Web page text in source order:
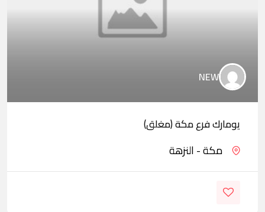
NEW
يومارك فرع مكة (مغلق)
مكة - النزهة